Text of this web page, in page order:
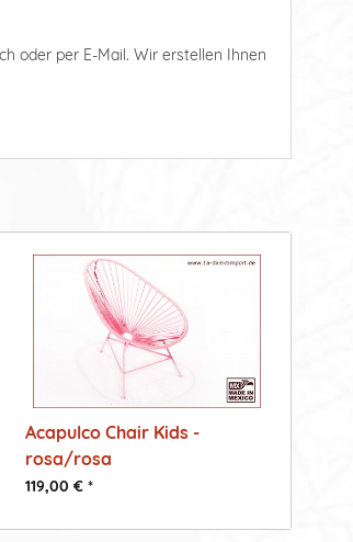
oder per E-Mail. Wir erstellen Ihnen
Acapulco Chair Kids -
rosa/rosa
119,00 € *